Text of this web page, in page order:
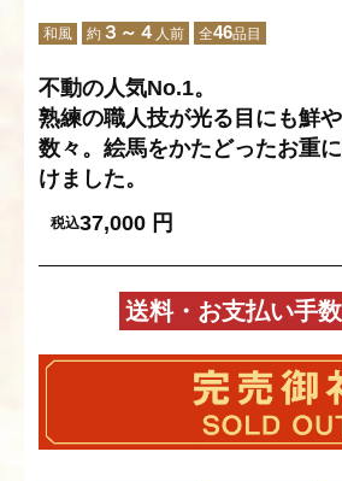
和風 約 ３～４ 人前 全46品目
不動の人気No.1。
熟練の職人技が光る目にも鮮
数々。絵馬をかたどったお重
けました。
税込37,000 円
送料・お支払い手